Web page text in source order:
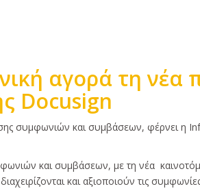
αγορά τη
Docusign
συμφωνιών και συμβάσεων, φέρνει η
και συμβάσεων, με τη νέα
και αξιοποιούν τις